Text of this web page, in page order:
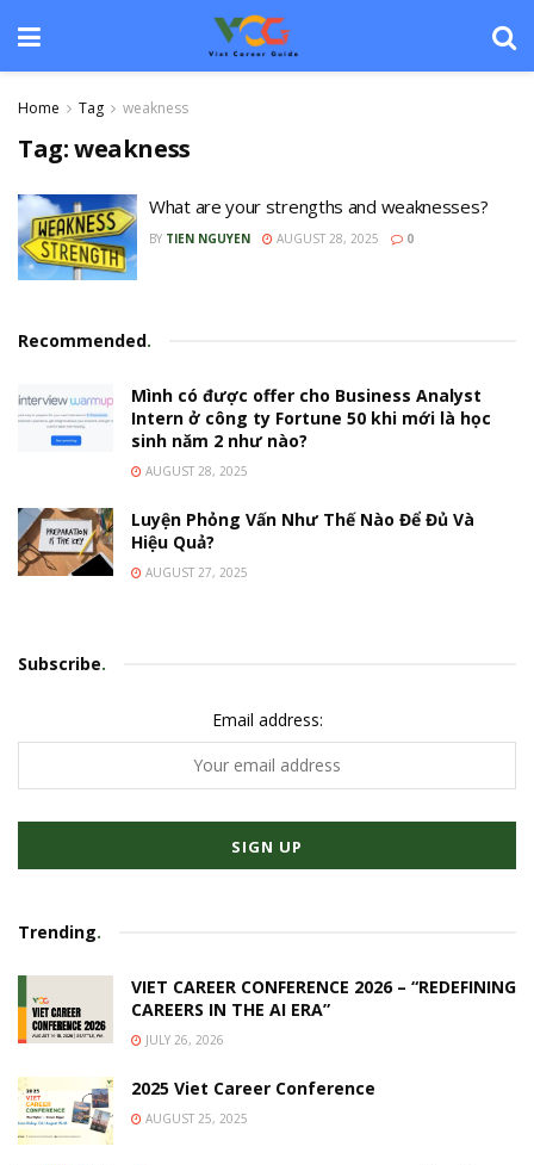
Home Tag weakness
Tag:weakness
What are your strengths and weaknesses?
BY TIEN NGUYEN AUGUST 28, 2025 0
Recommended.
Mình có được offer cho Business Analyst
Intern ở công ty Fortune 50 khi mới là học
sinh năm 2 như nào?
AUGUST 28, 2025
Luyện Phỏng Vấn Như Thế Nào Để Đủ Và
Hiệu Quả?
AUGUST 27, 2025
Subscribe.
Email address:
Trending.
VIET CAREER CONFERENCE 2026 – “REDEFINING
CAREERS IN THE AI ERA”
JULY 26, 2026
2025 Viet Career Conference
AUGUST 25, 2025